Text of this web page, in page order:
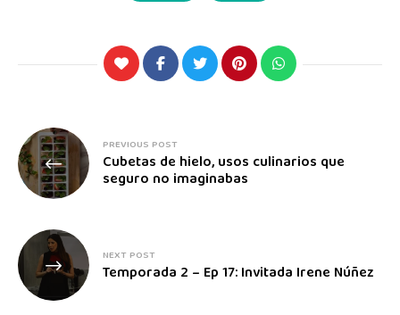
PREVIOUS POST
Cubetas de hielo, usos culinarios que
seguro no imaginabas
NEXT POST
Temporada 2 – Ep 17: Invitada Irene Núñez